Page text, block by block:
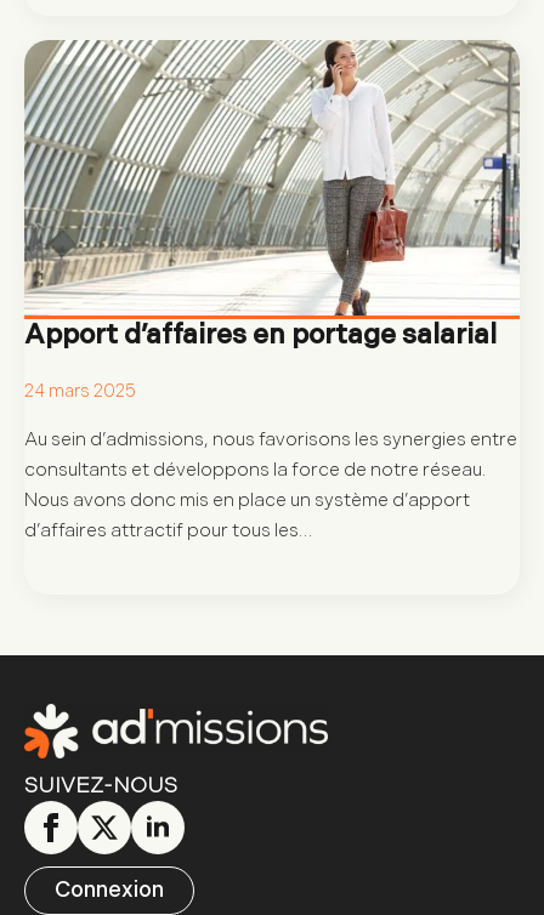
Apport d’affaires en portage salarial
24 mars 2025
Au sein d’admissions, nous favorisons les synergies entre
consultants et développons la force de notre réseau.
Nous avons donc mis en place un système d’apport
d’affaires attractif pour tous les…
SUIVEZ-NOUS
Connexion